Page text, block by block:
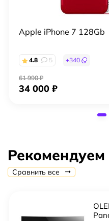
Apple iPhone 7 128Gb
4.8 5 +340
61 990 ₽
34 000 ₽
Рекомендуем
Сравнить все